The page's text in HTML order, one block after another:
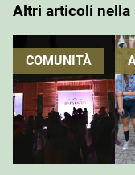
Altri articoli nella
COMUNITÀ